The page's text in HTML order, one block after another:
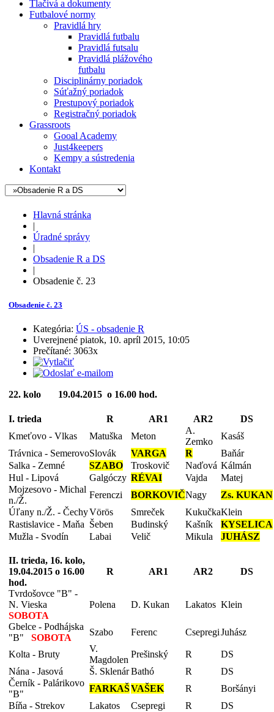
Tlačivá a dokumenty
Futbalové normy
Pravidlá hry
Pravidlá futbalu
Pravidlá futsalu
Pravidlá plážového
futbalu
Disciplinárny poriadok
Súťažný poriadok
Prestupový poriadok
Registračný poriadok
Grassroots
Gooal Academy
Just4keepers
Kempy a sústredenia
Kontakt
Hlavná stránka
|
Úradné správy
|
Obsadenie R a DS
|
Obsadenie č. 23
Obsadenie č. 23
Kategória: ÚS - obsadenie R
Uverejnené piatok, 10. apríl 2015, 10:05
Prečítané: 3063x
22. kolo 19.04.2015 o 16.00 hod.
I. trieda R AR1 AR2
DS
Kmeťovo - Vlkas
Matuška Meton
A.
Zemko
Kasáš
Trávnica - SemerovoSlovák VARGA R
Baňár
Salka - Zemné
SZABO Troskovič Naďová Kálmán
Hul - Lipová
Galgóczy RÉVAI Vajda
Matej
Mojzesovo - Michal
n./Ž.
Ferenczi BORKOVIČNagy
Zs. KUKAN
Úľany n./Ž. - ČechyVörös Smreček KukučkaKlein
Rastislavice - Maňa Šeben Budinský Kašník
KYSELICA
Mužla - Svodín
Labai Velič Mikula JUHÁSZ
II. trieda, 16. kolo,
19.04.2015 o 16.00
hod.
R AR1 AR2 DS
Tvrdošovce "B" -
N. Vieska
SOBOTA
Polena D. Kukan Lakatos Klein
Gbelce - Podhájska
"B" SOBOTA
Szabo Ferenc CsepregiJuhász
Kolta - Bruty
V.
Magdolen
Prešinský R
DS
Nána - Jasová
Š. SklenárBathó R
DS
Černík - Palárikovo
"B"
FARKAŠVAŠEK R
Boršányi
Bíňa - Strekov
Lakatos Csepregi R DS